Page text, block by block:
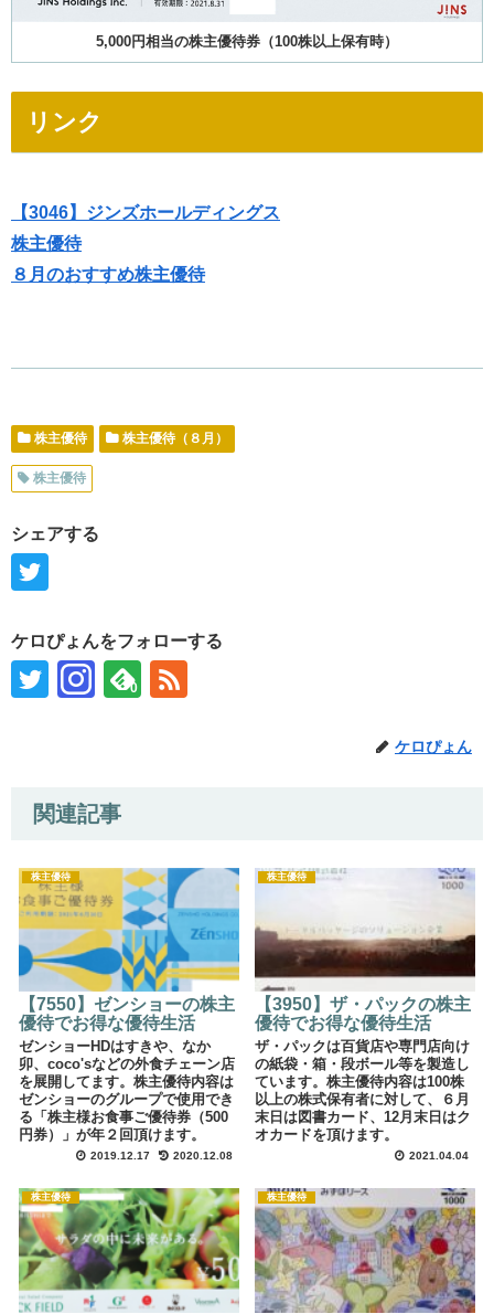
5,000円相当の株主優待券（100株以上保有時）
リンク
【3046】ジンズホールディングス
株主優待
８月のおすすめ株主優待
株主優待 株主優待（８月）
株主優待
シェアする
ケロぴょんをフォローする
0
ケロぴょん
関連記事
株主優待
【7550】ゼンショーの株主
優待でお得な優待生活
ゼンショーHDはすきや、なか
卯、coco'sなどの外食チェーン店
を展開してます。株主優待内容は
ゼンショーのグループで使用でき
る「株主様お食事ご優待券（500
円券）」が年２回頂けます。
2019.12.17 2020.12.08
株主優待
【3950】ザ・パックの株主
優待でお得な優待生活
ザ・パックは百貨店や専門店向け
の紙袋・箱・段ボール等を製造し
ています。株主優待内容は100株
以上の株式保有者に対して、６月
末日は図書カード、12月末日はク
オカードを頂けます。
2021.04.04
株主優待 株主優待